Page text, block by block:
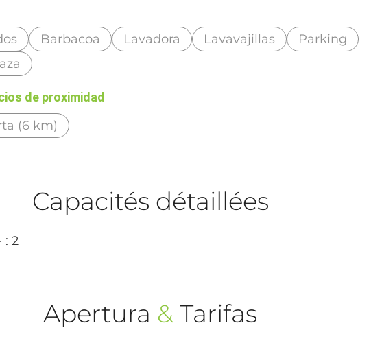
Barbacoa Lavadora Lavavajillas
Parking
de proximidad
(6 km)
Capacités détaillées
: 2
Apertura & Tarifas